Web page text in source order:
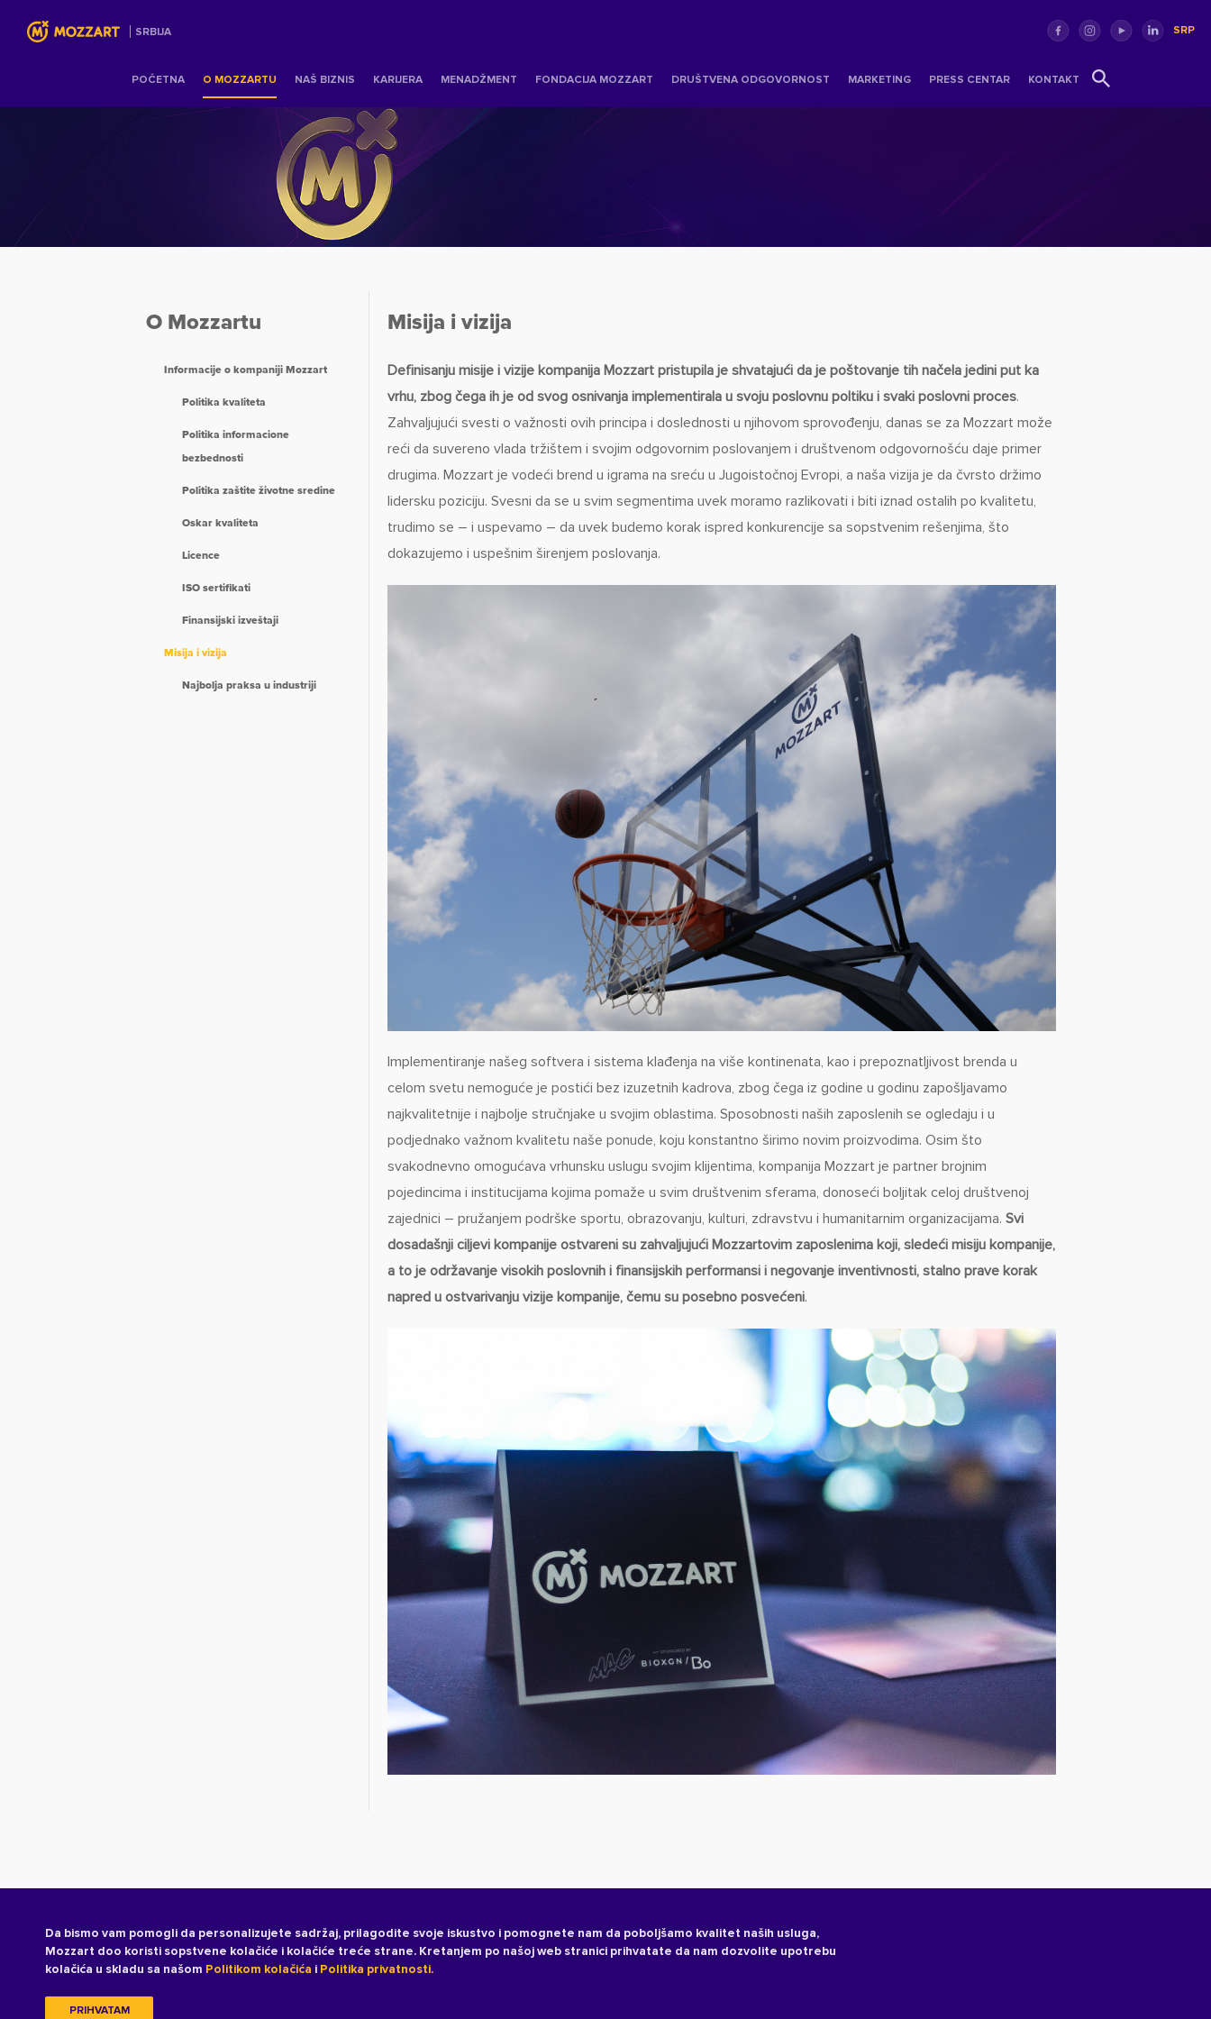
Da bismo vam pomogli da personalizujete sadržaj, prilagodite svoje iskustvo i pomognete nam da poboljšamo kvalitet naših usluga,
Mozzart doo koristi sopstvene kolačiće i kolačiće treće strane. Kretanjem po našoj web stranici prihvatate da nam dozvolite upotrebu
kolačića u skladu sa našom Politikom kolačića i Politika privatnosti.
PRIHVATAM
SRBIJA SRP
POČETNA O MOZZARTU NAŠ BIZNIS KARIJERA MENADŽMENT FONDACIJA MOZZART DRUŠTVENA ODGOVORNOST MARKETING PRESS CENTAR KONTAKT
O Mozzartu
Informacije o kompaniji Mozzart
Politika kvaliteta
Politika informacione
bezbednosti
Politika zaštite životne sredine
Oskar kvaliteta
Licence
ISO sertifikati
Finansijski izveštaji
Misija i vizija
Najbolja praksa u industriji
Misija i vizija
Definisanju misije i vizije kompanija Mozzart pristupila je shvatajući da je poštovanje tih načela jedini put ka
vrhu, zbog čega ih je od svog osnivanja implementirala u svoju poslovnu poltiku i svaki poslovni proces.
Zahvaljujući svesti o važnosti ovih principa i doslednosti u njihovom sprovođenju, danas se za Mozzart može
reći da suvereno vlada tržištem i svojim odgovornim poslovanjem i društvenom odgovornošću daje primer
drugima. Mozzart je vodeći brend u igrama na sreću u Jugoistočnoj Evropi, a naša vizija je da čvrsto držimo
lidersku poziciju. Svesni da se u svim segmentima uvek moramo razlikovati i biti iznad ostalih po kvalitetu,
trudimo se – i uspevamo – da uvek budemo korak ispred konkurencije sa sopstvenim rešenjima, što
dokazujemo i uspešnim širenjem poslovanja.
Implementiranje našeg softvera i sistema klađenja na više kontinenata, kao i prepoznatljivost brenda u
celom svetu nemoguće je postići bez izuzetnih kadrova, zbog čega iz godine u godinu zapošljavamo
najkvalitetnije i najbolje stručnjake u svojim oblastima. Sposobnosti naših zaposlenih se ogledaju i u
podjednako važnom kvalitetu naše ponude, koju konstantno širimo novim proizvodima. Osim što
svakodnevno omogućava vrhunsku uslugu svojim klijentima, kompanija Mozzart je partner brojnim
pojedincima i institucijama kojima pomaže u svim društvenim sferama, donoseći boljitak celoj društvenoj
zajednici – pružanjem podrške sportu, obrazovanju, kulturi, zdravstvu i humanitarnim organizacijama. Svi
dosadašnji ciljevi kompanije ostvareni su zahvaljujući Mozzartovim zaposlenima koji, sledeći misiju kompanije,
a to je održavanje visokih poslovnih i finansijskih performansi i negovanje inventivnosti, stalno prave korak
napred u ostvarivanju vizije kompanije, čemu su posebno posvećeni.